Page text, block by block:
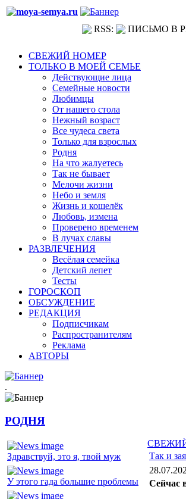
RSS: ПИСЬМО В
СВЕЖИЙ НОМЕР
ТОЛЬКО В МОЕЙ СЕМЬЕ
Действующие лица
Семейные новости
Любимцы
От нашего стола
Нежный возраст
Все чудеса света
Только для взрослых
Родня
На что жалуетесь
Так не бывает
Мелочи жизни
Небо и земля
Жизнь и кошелёк
Любовь, измена
Проверено временем
В лучах славы
РАЗВЛЕЧЕНИЯ
Весёлая семейка
Детский лепет
Тесты
ГОРОСКОП
ОБСУЖДЕНИЕ
РЕДАКЦИЯ
Подписчикам
Распространителям
Реклама
АВТОРЫ
.
РОДНЯ
Здравствуй, это я, твой муж
У этого гада большие проблемы
Так и
Сейчас